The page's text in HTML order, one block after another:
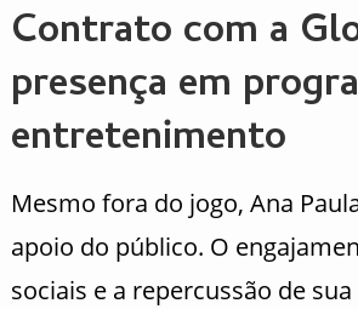
Contrato com a
presença em
entretenimento
Mesmo fora do jogo, Ana
apoio do público. O
sociais e a repercussão de